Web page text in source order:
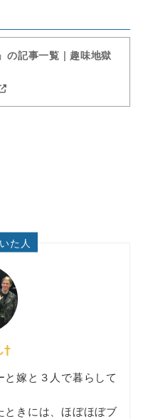
の記事一覧 | 趣味地獄
た人
†
嫁と３人で暮らして
ときには、ほぼほぼブ